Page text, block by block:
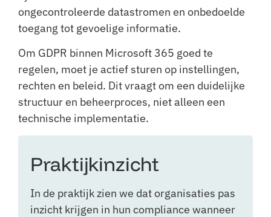
ongecontroleerde datastromen en onbedoelde
toegang tot gevoelige informatie.
Om GDPR binnen Microsoft 365 goed te
regelen, moet je actief sturen op instellingen,
rechten en beleid. Dit vraagt om een duidelijke
structuur en beheerproces, niet alleen een
technische implementatie.
Praktijkinzicht
In de praktijk zien we dat organisaties pas
inzicht krijgen in hun compliance wanneer